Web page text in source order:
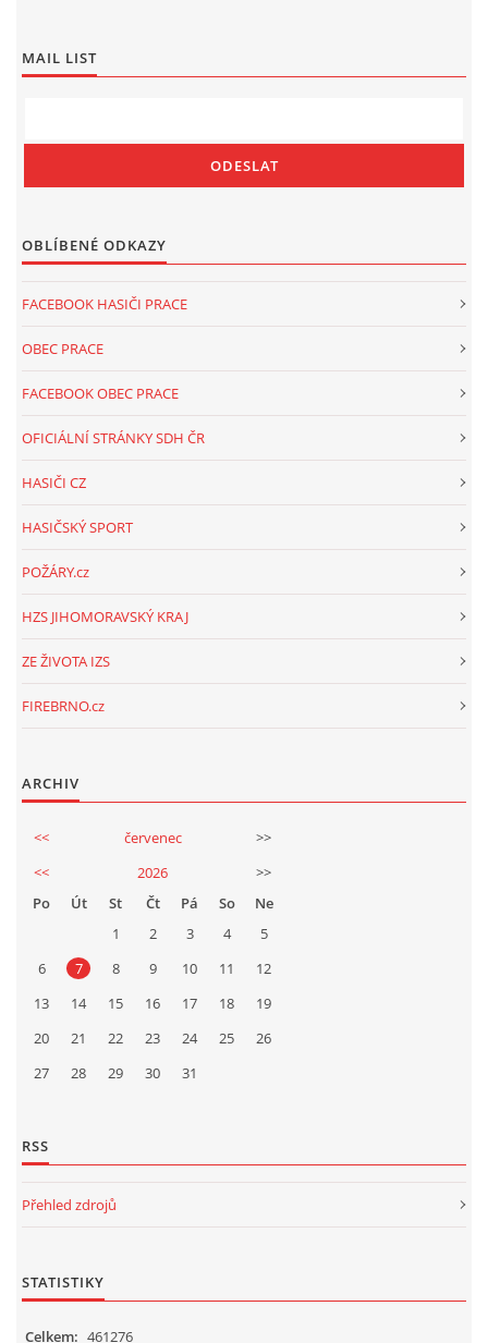
MAIL LIST
OBLÍBENÉ ODKAZY
FACEBOOK HASIČI PRACE
OBEC PRACE
FACEBOOK OBEC PRACE
OFICIÁLNÍ STRÁNKY SDH ČR
HASIČI CZ
HASIČSKÝ SPORT
POŽÁRY.cz
HZS JIHOMORAVSKÝ KRAJ
ZE ŽIVOTA IZS
FIREBRNO.cz
ARCHIV
<< červenec
>>
<<
2026
>>
Po
Út St Čt Pá So
Ne
1
2 3 4
5
6
7 8 9 10 11
12
13
14 15 16 17 18
19
20
21 22 23 24 25
26
27
28 29 30 31
RSS
Přehled zdrojů
STATISTIKY
Celkem: 461276